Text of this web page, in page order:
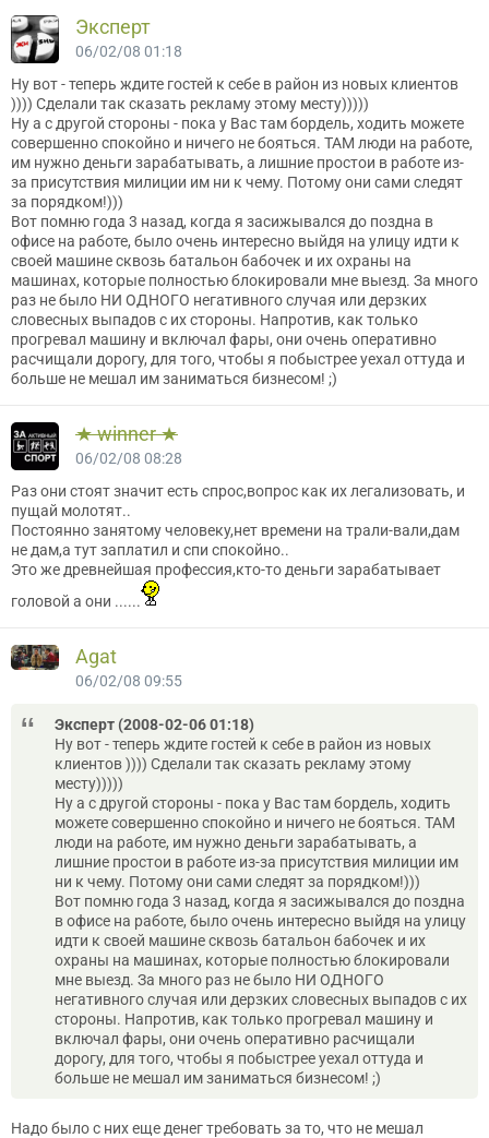
Эксперт
06/02/08 01:18
Ну вот - теперь ждите гостей к себе в район из новых клиентов
)))) Сделали так сказать рекламу этому месту)))))
Ну а с другой стороны - пока у Вас там бордель, ходить можете
совершенно спокойно и ничего не бояться. ТАМ люди на работе,
им нужно деньги зарабатывать, а лишние простои в работе из-
за присутствия милиции им ни к чему. Потому они сами следят
за порядком!)))
Вот помню года 3 назад, когда я засижывался до поздна в
офисе на работе, было очень интересно выйдя на улицу идти к
своей машине сквозь батальон бабочек и их охраны на
машинах, которые полностью блокировали мне выезд. За много
раз не было НИ ОДНОГО негативного случая или дерзких
словесных выпадов с их стороны. Напротив, как только
прогревал машину и включал фары, они очень оперативно
расчищали дорогу, для того, чтобы я побыстрее уехал оттуда и
больше не мешал им заниматься бизнесом! ;)
★ winner ★
06/02/08 08:28
Раз они стоят значит есть спрос,вопрос как их легализовать, и
пущай молотят..
Постоянно занятому человеку,нет времени на трали-вали,дам
не дам,а тут заплатил и спи спокойно..
Это же древнейшая профессия,кто-то деньги зарабатывает
головой а они ......
Agat
06/02/08 09:55
Эксперт (2008-02-06 01:18)
Ну вот - теперь ждите гостей к себе в район из новых
клиентов )))) Сделали так сказать рекламу этому
месту)))))
Ну а с другой стороны - пока у Вас там бордель, ходить
можете совершенно спокойно и ничего не бояться. ТАМ
люди на работе, им нужно деньги зарабатывать, а
лишние простои в работе из-за присутствия милиции им
ни к чему. Потому они сами следят за порядком!)))
Вот помню года 3 назад, когда я засижывался до поздна
в офисе на работе, было очень интересно выйдя на улицу
идти к своей машине сквозь батальон бабочек и их
охраны на машинах, которые полностью блокировали
мне выезд. За много раз не было НИ ОДНОГО
негативного случая или дерзких словесных выпадов с их
стороны. Напротив, как только прогревал машину и
включал фары, они очень оперативно расчищали
дорогу, для того, чтобы я побыстрее уехал оттуда и
больше не мешал им заниматься бизнесом! ;)
Надо было с них еще денег требовать за то, что не мешал